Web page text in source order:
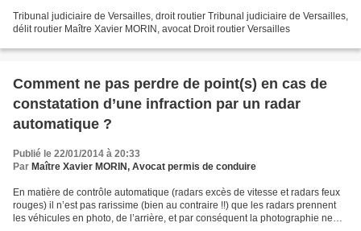
Tribunal judiciaire de Versailles, droit routier Tribunal judiciaire de Versailles,
délit routier Maître Xavier MORIN, avocat Droit routier Versailles
Comment ne pas perdre de point(s) en cas de
constatation d’une infraction par un radar
automatique ?
Publié le 22/01/2014 à 20:33
Par Maître Xavier MORIN, Avocat permis de conduire
En matière de contrôle automatique (radars excès de vitesse et radars feux
rouges) il n’est pas rarissime (bien au contraire !!) que les radars prennent
les véhicules en photo, de l’arrière, et par conséquent la photographie ne